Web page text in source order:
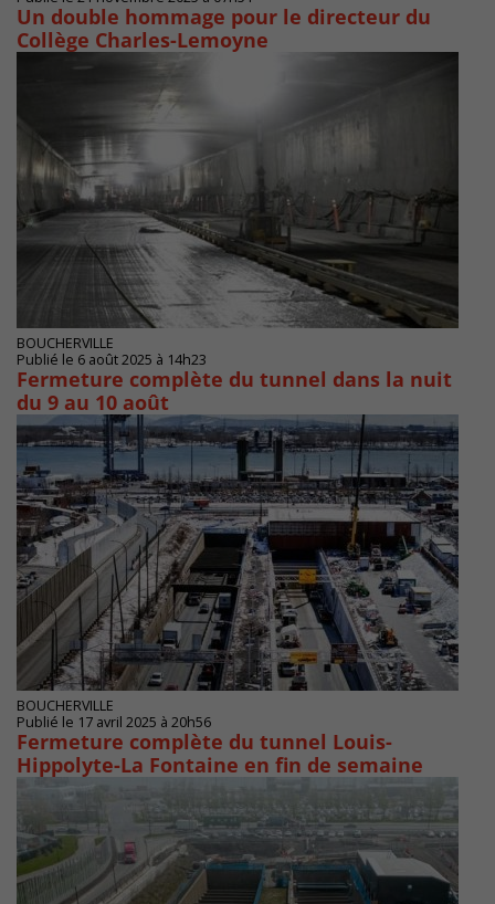
Un double hommage pour le directeur du
Collège Charles-Lemoyne
BOUCHERVILLE
Publié le 6 août 2025 à 14h23
Fermeture complète du tunnel dans la nuit
du 9 au 10 août
BOUCHERVILLE
Publié le 17 avril 2025 à 20h56
Fermeture complète du tunnel Louis-
Hippolyte-La Fontaine en fin de semaine